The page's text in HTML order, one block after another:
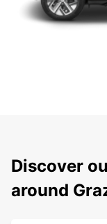
Discover
around